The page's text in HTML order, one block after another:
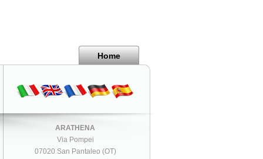
Home
ARATHENA
Via Pompei
07020 San Pantaleo (OT)